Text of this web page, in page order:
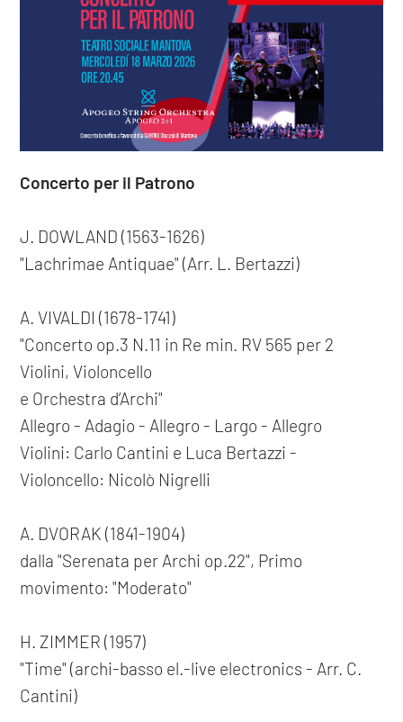
Concerto per il Patrono
J. DOWLAND (1563-1626)
"Lachrimae Antiquae" (Arr. L. Bertazzi)
A. VIVALDI (1678-1741)
"Concerto op.3 N.11 in Re min. RV 565 per 2
Violini, Violoncello
e Orchestra d’Archi"
Allegro - Adagio - Allegro - Largo - Allegro
Violini: Carlo Cantini e Luca Bertazzi -
Violoncello: Nicolò Nigrelli
A. DVORAK (1841-1904)
dalla "Serenata per Archi op.22", Primo
movimento: "Moderato"
H. ZIMMER (1957)
"Time" (archi-basso el.-live electronics - Arr. C.
Cantini)